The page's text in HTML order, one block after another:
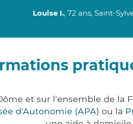
Louise I., 72 ans, Saint-
et sur l'ensemble de la
d'Autonomie (APA) ou la